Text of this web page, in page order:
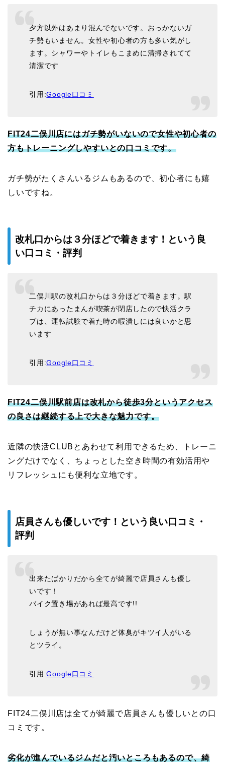
夕方以外はあまり混んでないです。おっかないガ
チ勢もいません。女性や初心者の方も多い気がし
ます。シャワーやトイレもこまめに清掃されてて
清潔です
引用:Google口コミ
FIT24二俣川店にはガチ勢がいないので女性や初心者の
方もトレーニングしやすいとの口コミです。
ガチ勢がたくさんいるジムもあるので、初心者にも嬉
しいですね。
改札口からは３分ほどで着きます！という良
い口コミ・評判
二俣川駅の改札口からは３分ほどで着きます。駅
チカにあったまんが喫茶が閉店したので快活クラ
ブは、運転試験で着た時の暇潰しには良いかと思
います
引用:Google口コミ
FIT24二俣川駅前店は改札から徒歩3分というアクセス
の良さは継続する上で大きな魅力です。
近隣の快活CLUBとあわせて利用できるため、トレーニ
ングだけでなく、ちょっとした空き時間の有効活用や
リフレッシュにも便利な立地です。
店員さんも優しいです！という良い口コミ・
評判
出来たばかりだから全てが綺麗で店員さんも優し
いです！
バイク置き場があれば最高です!!
しょうが無い事なんだけど体臭がキツイ人がいる
とツライ。
引用:Google口コミ
FIT24二俣川店は全てが綺麗で店員さんも優しいとの口
コミです。
劣化が進んでいるジムだと汚いところもあるので、綺